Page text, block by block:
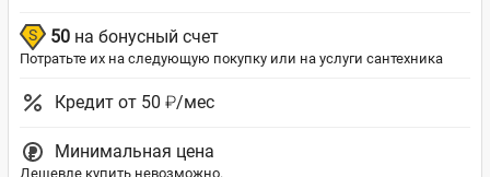
50 на бонусный счет
Потратьте их на следующую покупку или на услуги сантехника
Кредит от 50 ₽/мес
Минимальная цена
Дешевле купить невозможно.